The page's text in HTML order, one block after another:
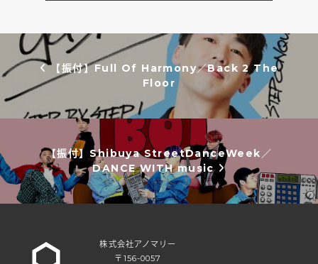
投稿ナビゲーション
【振付】Full Of Harmony／Back 2 The
Floor
【振付】Shibuya StreetDanceWeek／
DANCE WITH music
株式会社アノマリー
〒156-0057